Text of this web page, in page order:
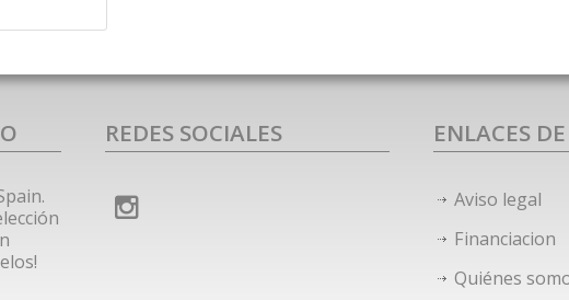
REDES SOCIALES ENLACES
Aviso legal
Financiacion
Quiénes